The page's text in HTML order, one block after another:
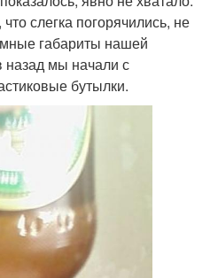
слегка погорячились, не
габариты нашей
назад мы начали с
бутылки.